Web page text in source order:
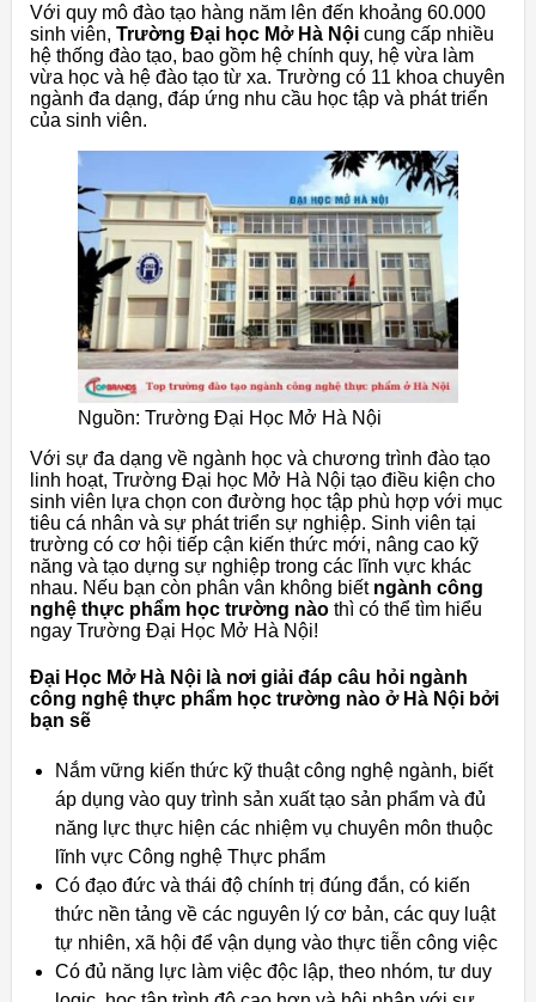
Với quy mô đào tạo hàng năm lên đến khoảng 60.000
sinh viên, Trường Đại học Mở Hà Nội cung cấp nhiều
hệ thống đào tạo, bao gồm hệ chính quy, hệ vừa làm
vừa học và hệ đào tạo từ xa. Trường có 11 khoa chuyên
ngành đa dạng, đáp ứng nhu cầu học tập và phát triển
của sinh viên.
Nguồn: Trường Đại Học Mở Hà Nội
Với sự đa dạng về ngành học và chương trình đào tạo
linh hoạt, Trường Đại học Mở Hà Nội tạo điều kiện cho
sinh viên lựa chọn con đường học tập phù hợp với mục
tiêu cá nhân và sự phát triển sự nghiệp. Sinh viên tại
trường có cơ hội tiếp cận kiến thức mới, nâng cao kỹ
năng và tạo dựng sự nghiệp trong các lĩnh vực khác
nhau. Nếu bạn còn phân vân không biết ngành công
nghệ thực phẩm học trường nào thì có thể tìm hiểu
ngay Trường Đại Học Mở Hà Nội!
Đại Học Mở Hà Nội là nơi giải đáp câu hỏi ngành
công nghệ thực phẩm học trường nào ở Hà Nội bởi
bạn sẽ
Nắm vững kiến thức kỹ thuật công nghệ ngành, biết
áp dụng vào quy trình sản xuất tạo sản phẩm và đủ
năng lực thực hiện các nhiệm vụ chuyên môn thuộc
lĩnh vực Công nghệ Thực phẩm
Có đạo đức và thái độ chính trị đúng đắn, có kiến
thức nền tảng về các nguyên lý cơ bản, các quy luật
tự nhiên, xã hội để vận dụng vào thực tiễn công việc
Có đủ năng lực làm việc độc lập, theo nhóm, tư duy